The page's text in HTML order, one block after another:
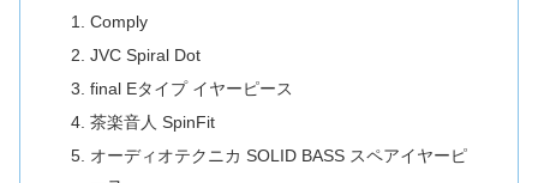
Comply
JVC Spiral Dot
final Eタイプ イヤーピース
茶楽音人 SpinFit
オーディオテクニカ SOLID BASS スペアイヤーピ